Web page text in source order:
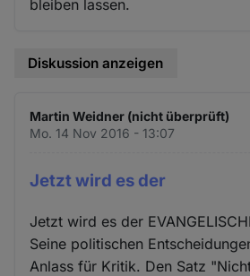
bleiben lassen.
Diskussion anzeigen
Martin Weidner (nicht überprüft)
Mo. 14 Nov 2016 - 13:07
Jetzt wird es der
Jetzt wird es der
Seine politischen
Anlass für Kritik. Den Satz